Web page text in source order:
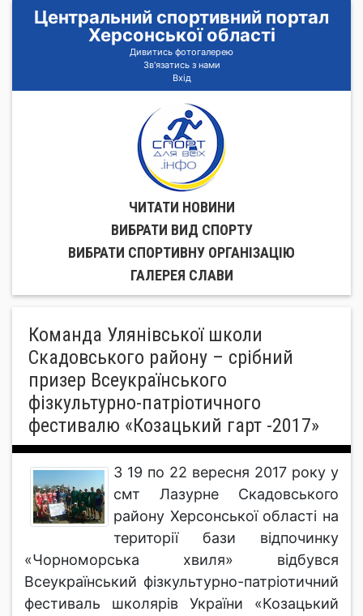
Центральний спортивний портал
Херсонської області
Дивитись фотогалерею
Зв'язатись з нами
Вхід
ЧИТАТИ НОВИНИ
ВИБРАТИ ВИД СПОРТУ
ВИБРАТИ СПОРТИВНУ ОРГАНIЗАЦIЮ
ГАЛЕРЕЯ СЛАВИ
Команда Улянівської школи
Скадовського району – срібний
призер Всеукраїнського
фізкультурно-патріотичного
фестивалю «Козацький гарт -2017»
З 19 по 22 вересня 2017 року у
смт Лазурне Скадовського
району Херсонської області на
території бази відпочинку
«Чорноморська хвиля» відбувся
Всеукраїнський фізкультурно-патріотичний
фестиваль школярів України «Козацький